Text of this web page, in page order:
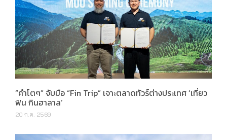
“คำโตๆ” จับมือ “Fin Trip” เจาะตลาดทัวร์ต่างประเทศ ‘เที่ยว
ฟิน กินฮาลาล’
20 ก.ค. 2569